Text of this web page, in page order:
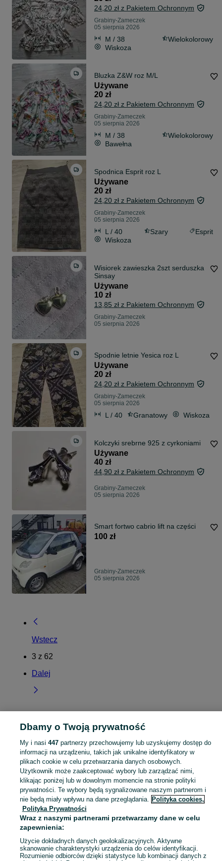
24,20 zł z Pakietem Ochronnym
Grabiny-Zameczek
05 sierpnia 2026
M / 38
Wielokolorowy
Wiskoza
Bluzka Z&W roz M/L
Używane
20 zł
24,20 zł z Pakietem Ochronnym
Grabiny-Zameczek
05 sierpnia 2026
M / 38
Wielokolorowy
Bawełna
Spodnica Esprit roz L
Używane
20 zł
24,20 zł z Pakietem Ochronnym
Grabiny-Zameczek
05 sierpnia 2026
L / 40 Szary
Esprit
Wiskoza
Wisiorek zawieszka 2szt serduszka
Sinsay
Używane
10 zł
13,85 zł z Pakietem Ochronnym
Grabiny-Zameczek
05 sierpnia 2026
Spodnie letnie Yesica roz L
Używane
20 zł
24,20 zł z Pakietem Ochronnym
Grabiny-Zameczek
05 sierpnia 2026
L / 40 Granatowy Wiskoza
Kolczyki srebrne 925 z cyrkoniami
Używane
40 zł
44,90 zł z Pakietem Ochronnym
Grabiny-Zameczek
05 sierpnia 2026
Smart fortwo cabrio lift na części
100 zł
Grabiny-Zameczek
05 sierpnia 2026
Wstecz
3 z 62
Dalej
Strona główna Pomorskie Grabiny-Zameczek
KATEGORIA
Skorzystaj z największego serwisu ogłoszeniowego - Grabiny-Zameczek i okolice! Kupuj to, czego pragniesz i sprzedawaj to, czego już nie potrzebujesz! Zobacz
Mapa kategorii
Mapa miejscowości
Mapa ministron
Popularne wyszukiwania
Dbamy o Twoją prywatność
My i nasi 447partnerzy przechowujemy lub uzyskujemy dostęp do
informacji na urządzeniu, takich jak unikalne identyfikatory w
plikach cookie w celu przetwarzania danych osobowych.
Użytkownik może zaakceptować wybory lub zarządzać nimi,
klikając poniżej lub w dowolnym momencie na stronie polityki
prywatności. Te wybory będą sygnalizowane naszym partnerom i
nie będą miały wpływu na dane przeglądania. Polityka cookies,
Polityka Prywatności
Wraz z naszymi partnerami przetwarzamy dane w celu
zapewnienia:
Użycie dokładnych danych geolokalizacyjnych. Aktywne
skanowanie charakterystyki urządzenia do celów identyfikacji.
Rozumienie odbiorców dzięki statystyce lub kombinacji danych z